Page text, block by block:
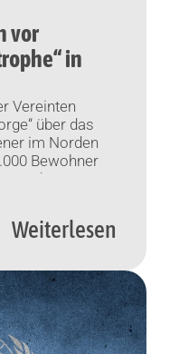
vor
in
Vereinten
über das
im Norden
Bewohner
den
sagte
des
[…]
Weiterlesen